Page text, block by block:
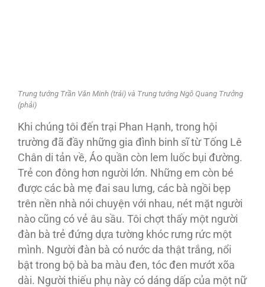
Trung tướng Trần Văn Minh (trái) và Trung tướng Ngô Quang Trưởng
(phải)
Khi chúng tôi đến trại Phan Hạnh, trong hội
trường đã đầy những gia đình binh sĩ từ Tống Lê
Chân di tản về, Áo quần còn lem luốc bụi đường.
Trẻ con đông hơn người lớn. Những em còn bé
được các bà mẹ đai sau lưng, các bà ngồi bẹp
trên nền nhà nói chuyện với nhau, nét mặt người
nào cũng có vẻ âu sầu. Tôi chợt thấy một người
đàn bà trẻ đứng dựa tường khóc rưng rức một
mình. Người đàn bà có nước da thật trắng, nổi
bật trong bộ bà ba màu đen, tóc đen mướt xõa
dài. Người thiếu phụ này có dáng dấp của một nữ